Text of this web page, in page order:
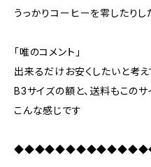
うっかりコーヒーを零したりし
「唯のコメント」
出来るだけお安くしたいと考
B3サイズの額と、送料もこの
こんな感じです